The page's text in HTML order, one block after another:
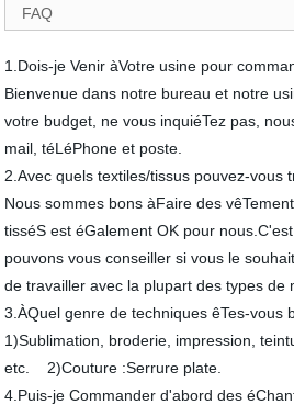
FAQ
1.Dois-je Venir àVotre usine pour
Bienvenue dans notre bureau et notre
votre budget, ne vous inquiéTez pas,
mail, téLéPhone et poste.
2.Avec quels textiles/tissus pouvez-vous
Nous sommes bons àFaire des
tisséS est éGalement OK pour
pouvons vous conseiller si vous le
de travailler avec la plupart des types de
3.ÀQuel genre de techniques êTes-vous
1)Sublimation, broderie, impression,
etc. 2)Couture :Serrure plate.
4.Puis-je Commander d'abord des